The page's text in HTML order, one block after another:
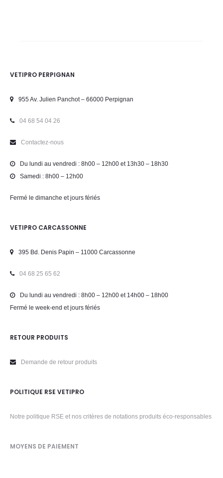
VETIPRO PERPIGNAN
955 Av. Julien Panchot – 66000 Perpignan
04 68 54 04 26
Contactez-nous
Du lundi au vendredi : 8h00 – 12h00 et 13h30 – 18h30
Samedi : 8h00 – 12h00
Fermé le dimanche et jours fériés
VETIPRO CARCASSONNE
395 Bd. Denis Papin – 11000 Carcassonne
04 68 25 65 62
Du lundi au vendredi : 8h00 – 12h00 et 14h00 – 18h00
Fermé le week-end et jours fériés
RETOUR PRODUITS
Demande de retour produits
POLITIQUE RSE VETIPRO
Notre politique RSE et nos critères de notations produits éco-responsables
MOYENS DE PAIEMENT